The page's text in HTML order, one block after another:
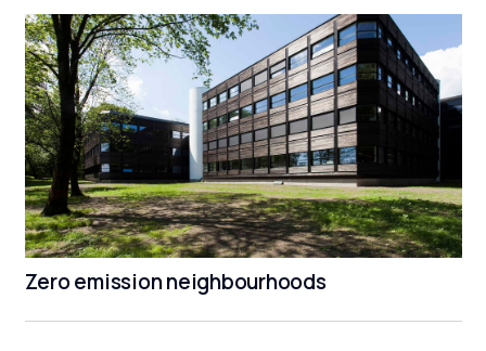
Zero emission neighbourhoods